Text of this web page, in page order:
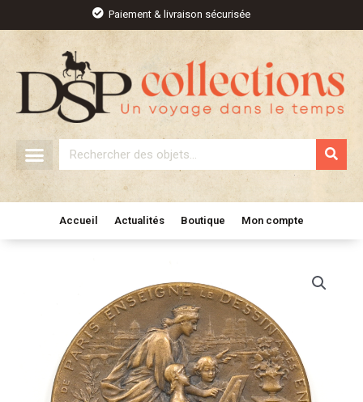
contenu
Paiement & livraison sécurisée
Rechercher
Accueil Actualités Boutique Mon compte